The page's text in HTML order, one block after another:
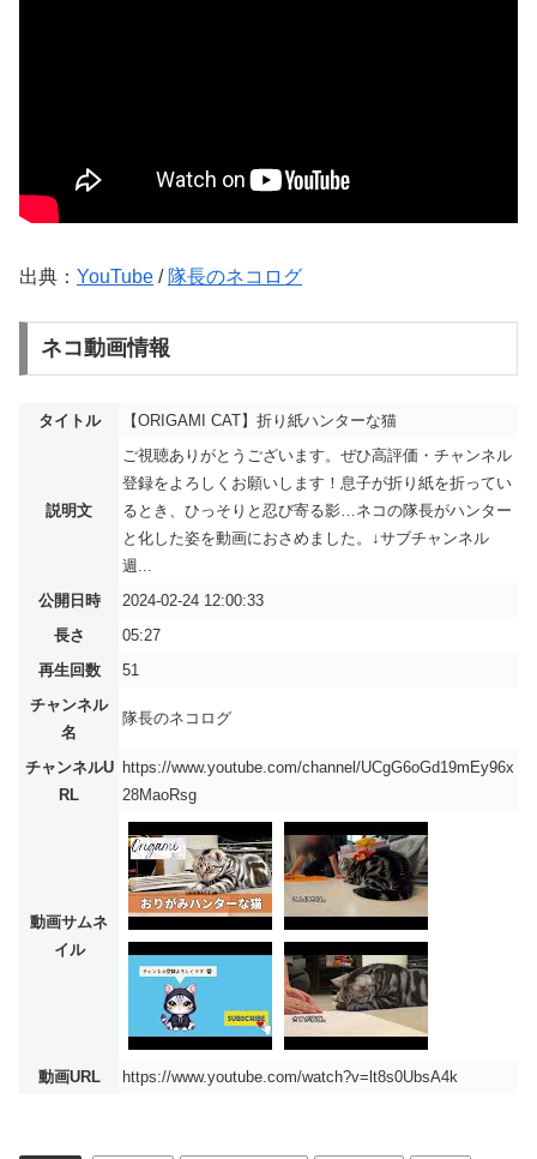
出典： YouTube / 隊長のネコログ
ネコ動画情報
タイトル 【ORIGAMI CAT】折り紙ハンターな猫
説明文
ご視聴ありがとうございます。ぜひ高評価・チャンネル
登録をよろしくお願いします！息子が折り紙を折ってい
るとき、ひっそりと忍び寄る影…ネコの隊長がハンター
と化した姿を動画におさめました。↓サブチャンネル
週...
公開日時
2024-02-24 12:00:33
長さ
05:27
再生回数
51
チャンネル
名
隊長のネコログ
チャンネルU
RL
https://www.youtube.com/channel/UCgG6oGd19mEy96x
28MaoRsg
動画サムネ
イル
動画URL https://www.youtube.com/watch?v=lt8s0UbsA4k